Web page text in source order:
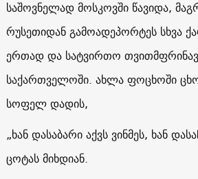
საშოვნელად მოსკოვში წავიდა,
რუსეთიდან გამოადეპორტეს სხვა
ერთად და სატვირთო
საქართველოში. ახლა ფოცხოში
სოფელ დადის,
„ხან დასაბარი აქვს ვინმეს, ხან
ცოტას მიხდიან.